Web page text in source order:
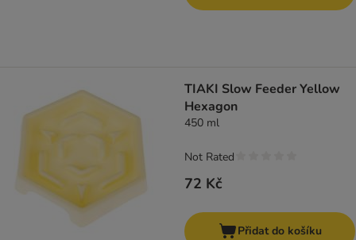
TIAKI Slow Feeder Yellow
Hexagon
450 ml
72 Kč
Not Rated
Přidat do košíku